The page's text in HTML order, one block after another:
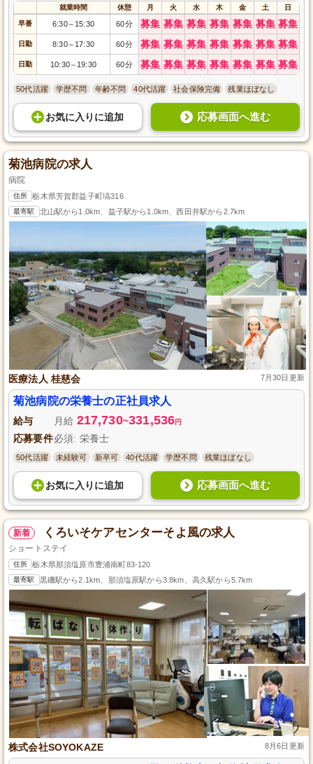
就業時間 休憩 月 火 水 木 金 土 日
早番 6:30～ 15:30 60分 募集 募集 募集 募集 募集 募集 募集
日勤 8:30～ 17:30 60分 募集 募集 募集 募集 募集 募集 募集
日勤 10:30～ 19:30 60分 募集 募集 募集 募集 募集 募集 募集
50代活躍 学歴不問 年齢不問 40代活躍 社会保険完備 残業ほぼなし
お気に入り に追加 応募画面へ進む
菊池病院の求人
病院
住所 栃木県芳賀郡益子町塙316
最寄駅 北山駅から1.0km、益子駅から1.0km、西田井駅から2.7km
医療法人 桂慈会 7月30日更新
菊池病院の栄養士の正社員求人
給与 月給 217,730~331,536円
応募要件必須: 栄養士
50代活躍 未経験可 新卒可 40代活躍 学歴不問 残業ほぼなし
お気に入り に追加 応募画面へ進む
新着 くろいそケアセンターそよ風の求人
ショートステイ
住所 栃木県那須塩原市豊浦南町83-120
最寄駅 黒磯駅から2.1km、那須塩原駅から3.8km、高久駅から5.7km
株式会社SOYOKAZE 8月6日更新